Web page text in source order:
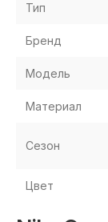
Тип
Бренд
Модель
Материал
Сезон
Цвет